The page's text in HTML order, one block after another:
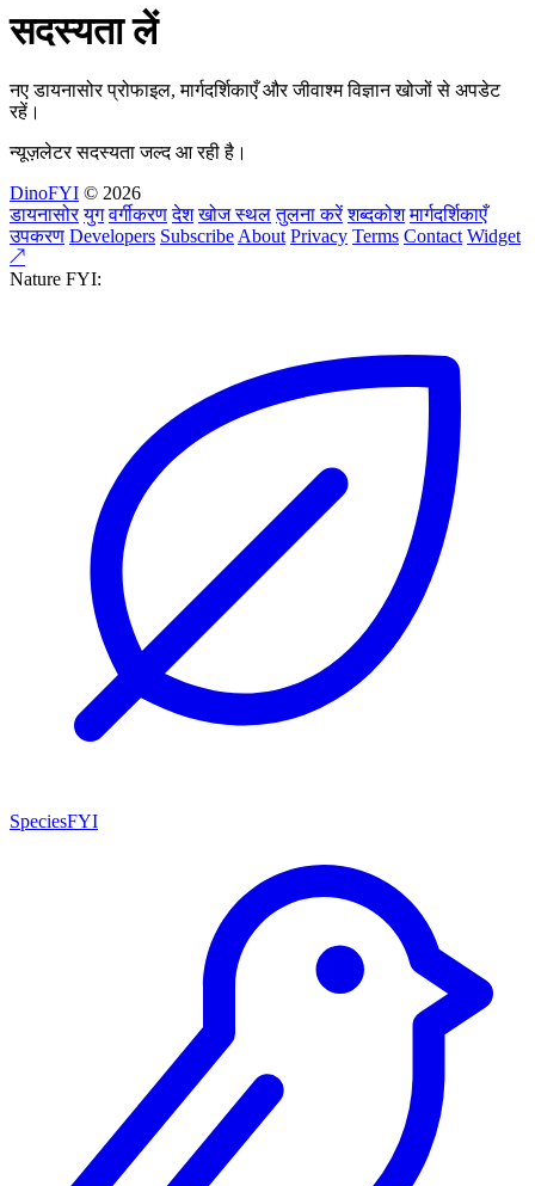
सदस्यता लें
नए डायनासोर प्रोफाइल, मार्गदर्शिकाएँ और जीवाश्म विज्ञान खोजों से अपडेट
रहें।
न्यूज़लेटर सदस्यता जल्द आ रही है।
DinoFYI © 2026
डायनासोर युग वर्गीकरण देश खोज स्थल तुलना करें शब्दकोश मार्गदर्शिकाएँ
उपकरण Developers Subscribe About Privacy Terms Contact Widget
↗
Nature FYI:
SpeciesFYI